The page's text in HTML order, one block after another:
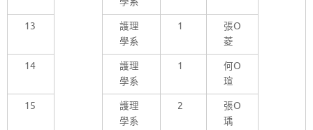
13
護理
學系
1
張O
菱
14
護理
學系
1
何O
瑄
15
護理
學系
2
張O
瑀